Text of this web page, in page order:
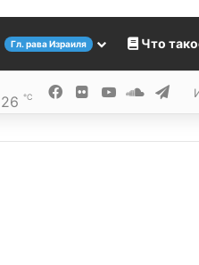
Гл. рава Израиля Что
26 ℃ Facebook
FlickrYouTube